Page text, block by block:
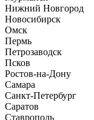
Нижний Новгород
Новосибирск
Омск
Пермь
Петрозаводск
Псков
Ростов-на-Дону
Самара
Санкт-Петербург
Саратов
Ставрополь